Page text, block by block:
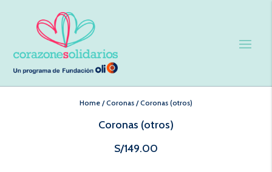
Home /Coronas /Coronas (otros)
Coronas (otros)
S/149.00